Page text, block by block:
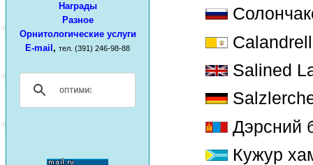
Награды
Разное
Орнитологические услуги
E-mail , тел. (391) 246-98-88
Salined
Дэрсний
Кужур